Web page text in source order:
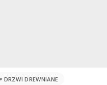
DRZWI DREWNIANE